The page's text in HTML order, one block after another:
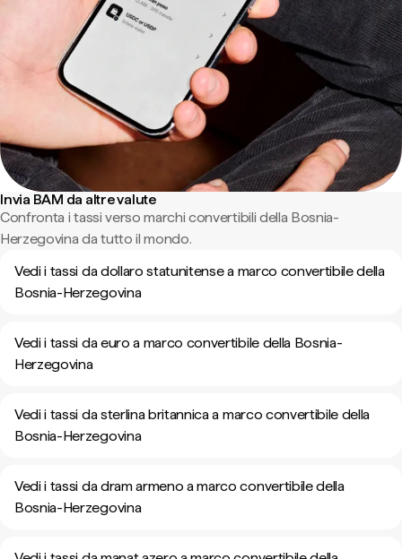
Invia BAM da altre valute
Confronta i tassi verso marchi convertibili della Bosnia-
Herzegovina da tutto il mondo.
Vedi i tassi da dollaro statunitense a marco convertibile della
Bosnia-Herzegovina
Vedi i tassi da euro a marco convertibile della Bosnia-
Herzegovina
Vedi i tassi da sterlina britannica a marco convertibile della
Bosnia-Herzegovina
Vedi i tassi da dram armeno a marco convertibile della
Bosnia-Herzegovina